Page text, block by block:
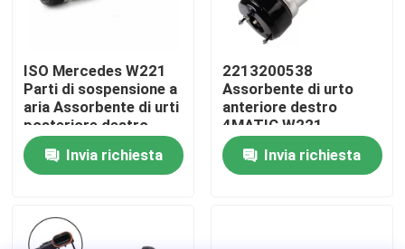
Controllo della qualità
Contattaci
Notizie
Sistema di sospensione pneumatica dell'auto
ISO Mercedes W221
Parti di sospensione a
aria Assorbente di urti
posteriore destro
2213205613
Invia richiesta
2213200538
Assorbente di urto
anteriore destro
4MATIC W221
Assorbente di urto
Invia richiesta